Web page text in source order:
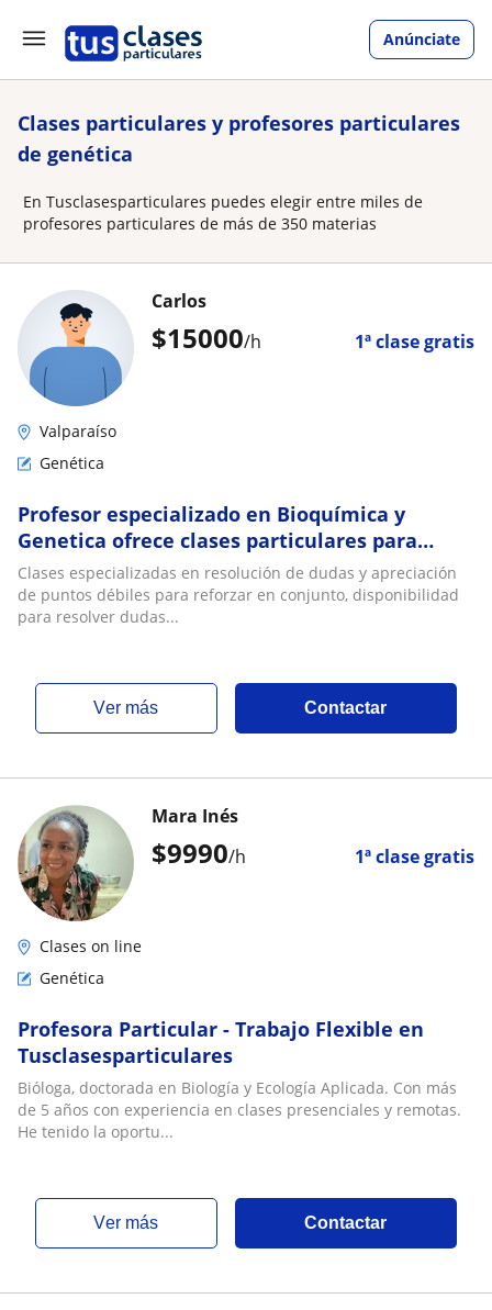
Anúnciate
Clases particulares y profesores particulares
de genética
En Tusclasesparticulares puedes elegir entre miles de
profesores particulares de más de 350 materias
$15000/h 1ª clase gratis
Carlos
Valparaíso
Genética
Profesor especializado en Bioquímica y
Genetica ofrece clases particulares para
Pregrado
Clases especializadas en resolución de dudas y apreciación
de puntos débiles para reforzar en conjunto, disponibilidad
para resolver dudas...
ver más Contactar
$9990/h 1ª clase gratis
Mara Inés
Clases on line
Genética
Profesora Particular - Trabajo Flexible en
Tusclasesparticulares
Bióloga, doctorada en Biología y Ecología Aplicada. Con más
de 5 años con experiencia en clases presenciales y remotas.
He tenido la oportu...
ver más Contactar